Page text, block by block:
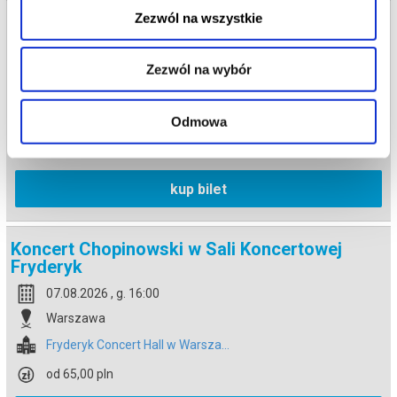
Zezwól na wszystkie
Zezwól na wybór
Odmowa
Koncert Chopinowski w Sali Koncertowej
Fryderyk
07.08.2026 , g. 14:30
Warszawa
Fryderyk Concert Hall w Warsza...
od 65,00 pln
kup bilet
Koncert Chopinowski w Sali Koncertowej
Fryderyk
07.08.2026 , g. 16:00
Warszawa
Fryderyk Concert Hall w Warsza...
od 65,00 pln